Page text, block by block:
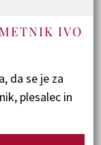
IVO
da se je za
plesalec in